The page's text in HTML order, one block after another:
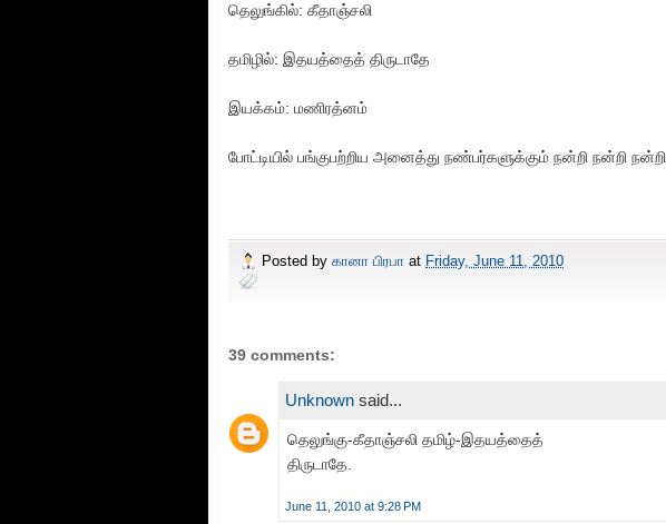
தெலுங்கில்: கீதாஞ்சலி
தமிழில்: இதயத்தைத் திருடாதே
இயக்கம்: மணிரத்னம்
போட்டியில் பங்குபற்றிய அனைத்து நண்பர்களுக்கும் நன்றி நன்றி நன்றி
Posted by கானா பிரபா at Friday, June 11, 2010
39 comments:
Unknown said...
தெலுங்கு-கீதாஞ்சலி தமிழ்-இதயத்தைத்
திருடாதே.
June 11, 2010 at 9:28 PM